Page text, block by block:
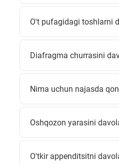
O't pufagidagi toshlarni
Diafragma churrasini
Nima uchun najasda
Oshqozon yarasini
O'tkir appenditsitni